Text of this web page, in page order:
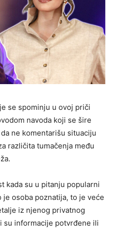
se spominju u ovoj priči
navoda koji se šire
ne komentarišu situaciju
različita tumačenja među
kada su u pitanju popularni
osoba poznatija, to je veće
iz njenog privatnog
su informacije potvrđene ili